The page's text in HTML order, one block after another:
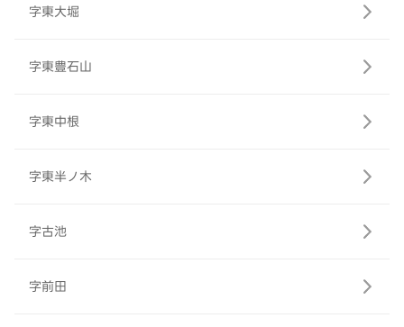
字東大堀
字東豊石山
字東中根
字東半ノ木
字古池
字前田